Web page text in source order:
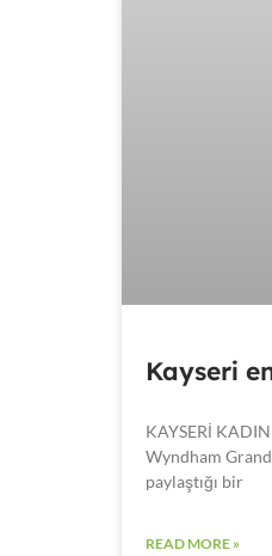
Kayseri
KAYSERİ
Wyndham
paylaştığı bir
READ MORE »